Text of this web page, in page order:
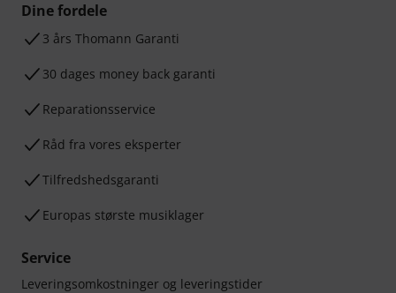
Dine fordele
3 års Thomann Garanti
30 dages money back garanti
Reparationsservice
Råd fra vores eksperter
Tilfredshedsgaranti
Europas største musiklager
Service
Leveringsomkostninger og leveringstider